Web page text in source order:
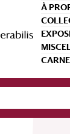
À